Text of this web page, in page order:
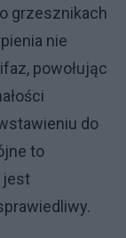
grzesznikach
nie
powołując
do
to
jest